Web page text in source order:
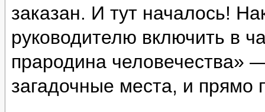
заказан. И тут началось!
руководителю включить в
прародина человечества»
загадочные места, и